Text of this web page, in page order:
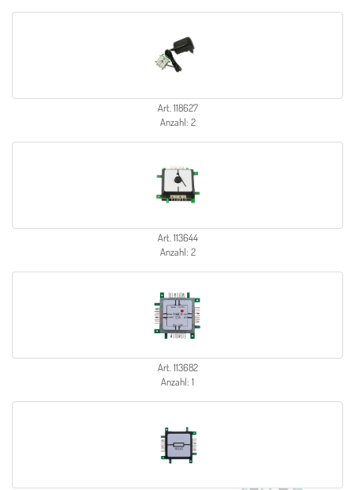
Art. 118627
Anzahl: 2
Art. 113644
Anzahl: 2
Art. 113682
Anzahl: 1